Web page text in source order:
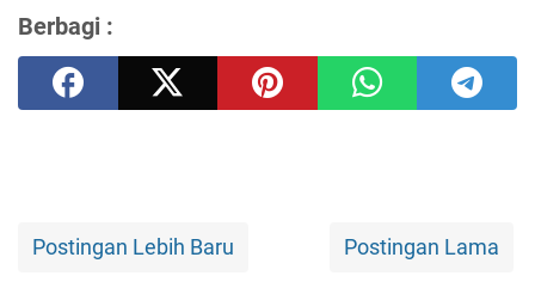
Berbagi :
Postingan Lebih Baru Postingan Lama